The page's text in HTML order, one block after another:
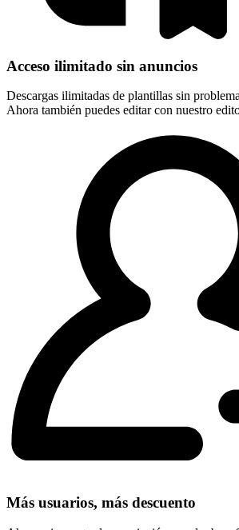
Acceso ilimitado sin anuncios
Descargas ilimitadas de plantillas sin
Ahora también puedes editar con nuestro
Más usuarios, más descuento